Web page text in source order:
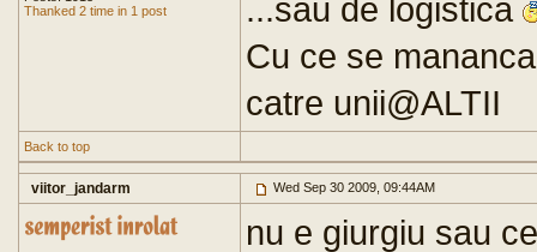
Thanked 2 time in 1 post
...sau de logistica
Cu ce se
catre unii@ALTII
Back to top
viitor_jandarm Wed Sep 30 2009, 09:44AM
nu e giurgiu sau